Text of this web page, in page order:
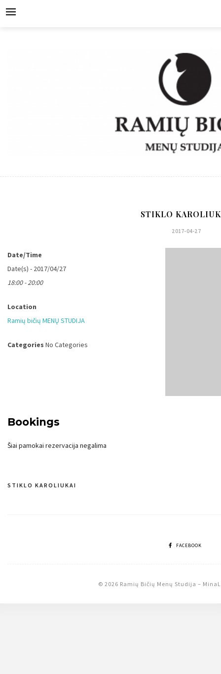
STIKLO
2017-04-27
Date/Time
Date(s) - 2017/04/27
18:00 - 20:00
Location
Ramių bičių MENŲ STUDIJA
Categories No Categories
Bookings
Šiai pamokai rezervacija negalima
Navigacija
STIKLO KAROLIUKAI
FACEBOOK
© 2026 Ramių Bičių Menų Studija –